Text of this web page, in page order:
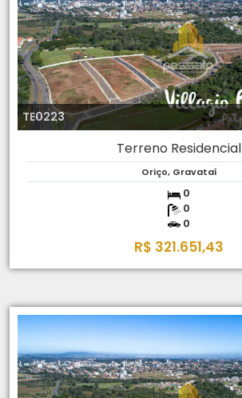
TE0223
Terreno Residencial
Oriço, Gravataí
0
0
0
R$ 321.651,43